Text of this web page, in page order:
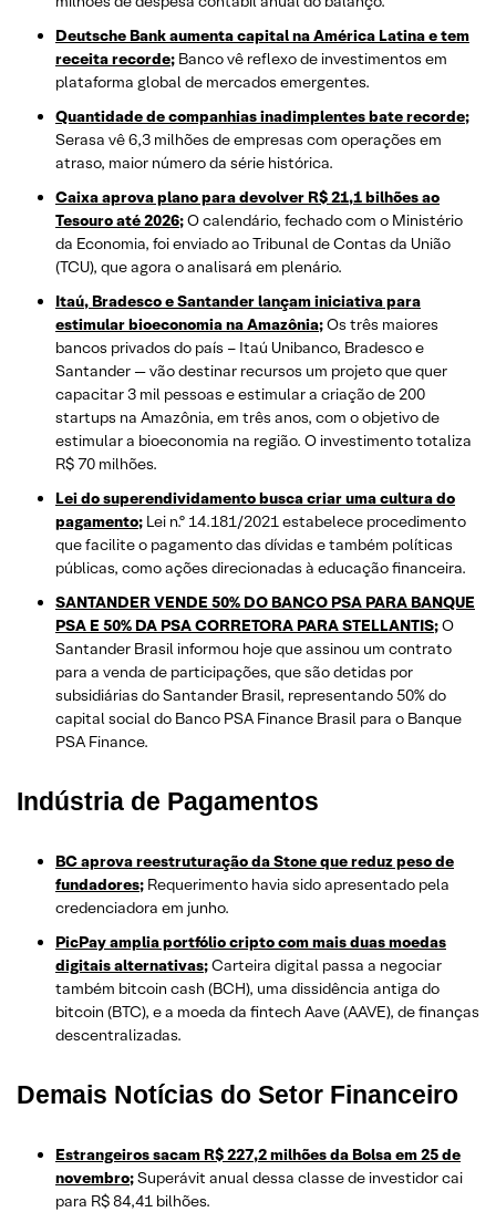
Deutsche Bank aumenta capital na América Latina e tem
receita recorde; Banco vê reflexo de investimentos em
plataforma global de mercados emergentes.
Quantidade de companhias inadimplentes bate recorde;
Serasa vê 6,3 milhões de empresas com operações em
atraso, maior número da série histórica.
Caixa aprova plano para devolver R$ 21,1 bilhões ao
Tesouro até 2026;O calendário, fechado com o Ministério
da Economia, foi enviado ao Tribunal de Contas da União
(TCU), que agora o analisará em plenário.
Itaú, Bradesco e Santander lançam iniciativa para
estimular bioeconomia na Amazônia;Os três maiores
bancos privados do país – Itaú Unibanco, Bradesco e
Santander — vão destinar recursos um projeto que quer
capacitar 3 mil pessoas e estimular a criação de 200
startups na Amazônia, em três anos, com o objetivo de
estimular a bioeconomia na região. O investimento totaliza
R$ 70 milhões.
Lei do superendividamento busca criar uma cultura do
pagamento; Lei n.º 14.181/2021 estabelece procedimento
que facilite o pagamento das dívidas e também políticas
públicas, como ações direcionadas à educação financeira.
SANTANDER VENDE 50% DO BANCO PSA PARA BANQUE
PSA E 50% DA PSA CORRETORA PARA STELLANTIS;O
Santander Brasil informou hoje que assinou um contrato
para a venda de participações, que são detidas por
subsidiárias do Santander Brasil, representando 50% do
capital social do Banco PSA Finance Brasil para o Banque
PSA Finance.
Indústria de Pagamentos
BC aprova reestruturação da Stone que reduz peso de
fundadores; Requerimento havia sido apresentado pela
credenciadora em junho.
PicPay amplia portfólio cripto com mais duas moedas
digitais alternativas;Carteira digital passa a negociar
também bitcoin cash (BCH), uma dissidência antiga do
bitcoin (BTC), e a moeda da fintech Aave (AAVE), de finanças
descentralizadas.
Demais Notícias do Setor Financeiro
Estrangeiros sacam R$ 227,2 milhões da Bolsa em 25 de
novembro;Superávit anual dessa classe de investidor cai
para R$ 84,41 bilhões.